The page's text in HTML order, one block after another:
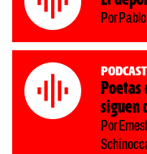
Por
Podcast
Poetas
siguen
Por